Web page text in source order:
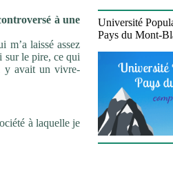
à une
m’a laissé assez
sur le pire, ce qui
y avait un vivre-
à laquelle je
Université
Pays du Mont-